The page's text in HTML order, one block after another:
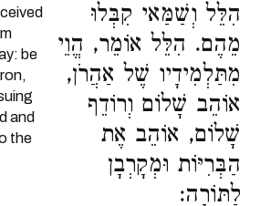
be
and
the
הִלֵּל וְשַׁמַּאי קִבְּלוּ
מֵהֶם. הִלֵּל אוֹמֵר, הֱוֵי
מִתַּלְמִידָיו שֶׁל אַהֲרֹן,
אוֹהֵב שָׁלוֹם וְרוֹדֵף
שָׁלוֹם, אוֹהֵב אֶת
הַבְּרִיּוֹת וּמְקָרְבָן
לַתּוֹרָה: